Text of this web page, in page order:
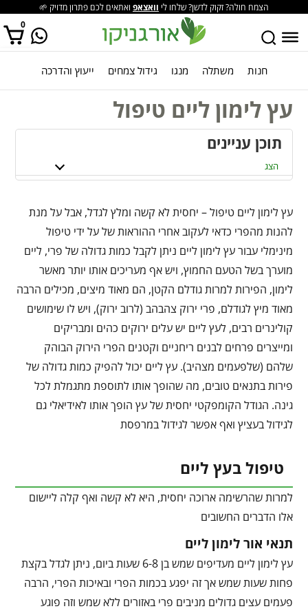
הצמח חולה? זקוק לדשן? שלחו לי וואצאפ ואתאים לכם פתרון מדויק 🌱
0
אין מוצרים בסל הקניות. חנות משתלה מנגו גידול צמחים ייעוץ והדרכה
עץ לימון ליים טיפול
תוכן עניינים
הצג
עץ לימון ליים טיפול – יחסית לא קשה ומלץ לגדל, אבל על מנת
להנות מהפרי כדאי לעקוב אחרי ההוראות של על ידי טיפול
מינימלי עבור עץ לימון ליים ניתן לקבל כמות גדולה של פרי, ליים
מוערך בשל הטעם החמוץ, ויש אף מעריכים אותו יותר מאשר
לימון, הפירות למרות גודלם הקטן, הם מאוד מיצים, מכילים הרבה
מאוד מיץ לגודלם, פרי ירוק צהבהב (לרוב ירוק), ויש לו שימושים
קולינרים רבים, לעץ ליים יש עלים ירוקים כהים ומבריקים
ומייצרים פרחים לבנים ריחניים וקטנים הפרי הירוק הבוהק
שלהם (שלפעמים מצהיב). עץ ליים יכול להפיק כמות גדולה של
פירות בתנאים טובים, מה שהופך אותו לתוספת מתגמלת לכל
גינה. הגודל הקומפקטי יחסית של עץ הופך אותו לאידיאלי גם
לגידול בעציץ ואף אפשר לגידול במרפסת
טיפול בעץ ליים
למרות שהרשימה ארוכה יחסית, היא לא קשה ואף קלה ליישום
אלו הדברים החשובים
תנאי אור לימון ליים
עץ לימון ליים מעדיפים שמש בן 6-8 שעות ביום, ניתן לגדל בקצת
פחות שעות שמש אך זה יפגע בכמות הפרי ובאיכות הפרי, הרבה
פעמים עצים גדולים מניבים פרי באזורים ללא שמש וזה פוגע